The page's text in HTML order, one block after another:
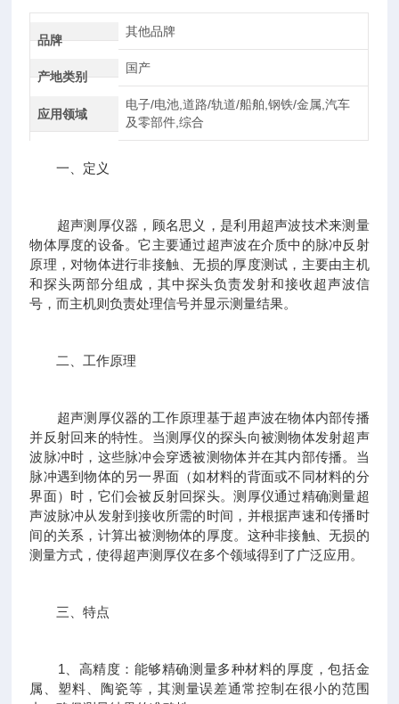
品牌
其他品牌
产地类别
国产
应用领域
电子/电池,道路/轨道/船舶,钢铁/金属,汽车
及零部件,综合
一、定义
超声测厚仪器，顾名思义，是利用超声波技术来测量
物体厚度的设备。它主要通过超声波在介质中的脉冲反射
原理，对物体进行非接触、无损的厚度测试，主要由主机
和探头两部分组成，其中探头负责发射和接收超声波信
号，而主机则负责处理信号并显示测量结果。
二、工作原理
超声测厚仪器的工作原理基于超声波在物体内部传播
并反射回来的特性。当测厚仪的探头向被测物体发射超声
波脉冲时，这些脉冲会穿透被测物体并在其内部传播。当
脉冲遇到物体的另一界面（如材料的背面或不同材料的分
界面）时，它们会被反射回探头。测厚仪通过精确测量超
声波脉冲从发射到接收所需的时间，并根据声速和传播时
间的关系，计算出被测物体的厚度。这种非接触、无损的
测量方式，使得超声测厚仪在多个领域得到了广泛应用。
三、特点
1、高精度：能够精确测量多种材料的厚度，包括金
属、塑料、陶瓷等，其测量误差通常控制在很小的范围